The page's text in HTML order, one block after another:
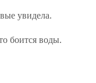
увидела.
боится воды.